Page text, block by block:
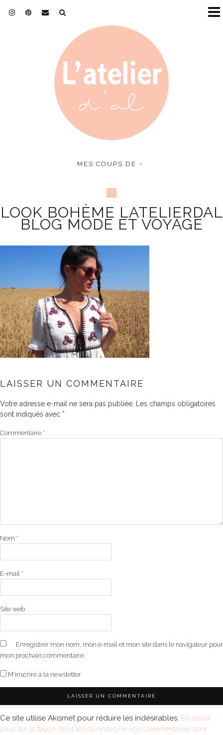
MES COUPS DE ♥
LOOK BOHÈME LATELIERDAL
BLOG MODE ET VOYAGE
LAISSER UN COMMENTAIRE
Votre adresse e-mail ne sera pas publiée.
Les champs obligatoires
sont indiqués avec *
Commentaire *
Nom *
E-mail *
Site web
Enregistrer mon nom, mon e-mail et mon site dans le navigateur pour
mon prochain commentaire.
M'inscrire à la newsletter
Ce site utilise Akismet pour réduire les indésirables. En savoir
plus sur la façon dont les données de vos commentaires sont